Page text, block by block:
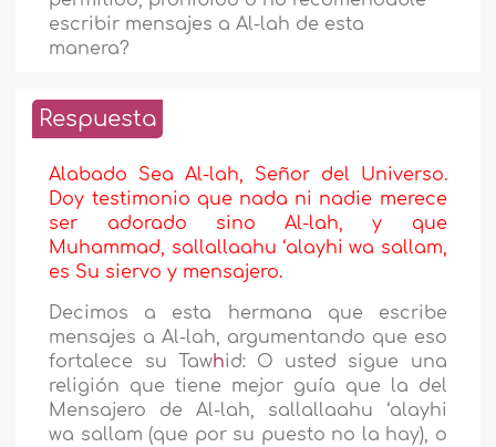
escribir mensajes a Al-lah de esta
manera?
Respuesta
Alabado Sea Al-lah, Señor del Universo.
Doy testimonio que nada ni nadie merece
ser adorado sino Al-lah, y que
Muhammad, sallallaahu ‘alayhi wa sallam,
es Su siervo y mensajero.
Decimos a esta hermana que escribe
mensajes a Al-lah, argumentando que eso
fortalece su Tawhid: O usted sigue una
religión que tiene mejor guía que la del
Mensajero de Al-lah, sallallaahu ‘alayhi
wa sallam (que por su puesto no la hay), o